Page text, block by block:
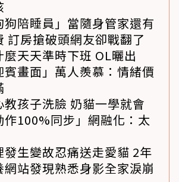
狗陪睡員」當隨身管家還有
訂房搶破頭網友卻戰翻了
麼天天準時下班 OL曬出
賓畫面」萬人羨慕：情緒價
教孩子洗臉 奶貓一學就會
作100%同步」網融化：太
發生變故忍痛送走愛貓 2年
網站發現熟悉身影全家淚崩